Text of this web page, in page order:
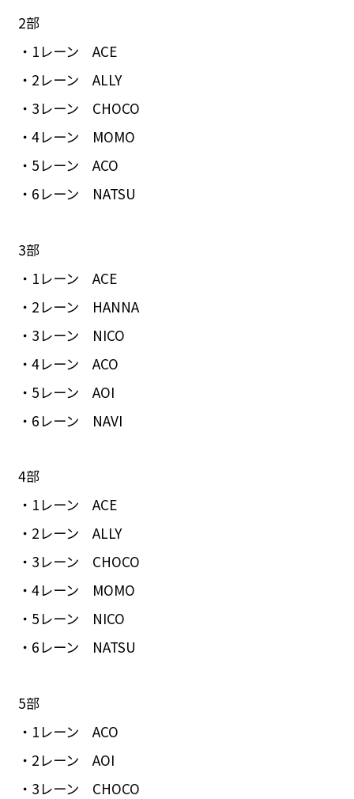
2部
・1レーン ACE
・2レーン ALLY
・3レーン CHOCO
・4レーン MOMO
・5レーン ACO
・6レーン NATSU
3部
・1レーン ACE
・2レーン HANNA
・3レーン NICO
・4レーン ACO
・5レーン AOI
・6レーン NAVI
4部
・1レーン ACE
・2レーン ALLY
・3レーン CHOCO
・4レーン MOMO
・5レーン NICO
・6レーン NATSU
5部
・1レーン ACO
・2レーン AOI
・3レーン CHOCO